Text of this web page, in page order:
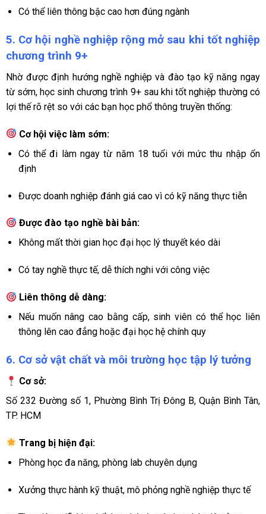
Có thể liên thông bậc cao hơn đúng ngành
5. Cơ hội nghề nghiệp rộng mở sau khi tốt nghiệp
chương trình 9+
Nhờ được định hướng nghề nghiệp và đào tạo kỹ năng ngay
từ sớm, học sinh chương trình 9+ sau khi tốt nghiệp thường có
lợi thế rõ rệt so với các bạn học phổ thông truyền thống:
Cơ hội việc làm sớm:
Có thể đi làm ngay từ năm 18 tuổi với mức thu nhập ổn
định
Được doanh nghiệp đánh giá cao vì có kỹ năng thực tiễn
Được đào tạo nghề bài bản:
Không mất thời gian học đại học lý thuyết kéo dài
Có tay nghề thực tế, dễ thích nghi với công việc
Liên thông dễ dàng:
Nếu muốn nâng cao bằng cấp, sinh viên có thể học liên
thông lên cao đẳng hoặc đại học hệ chính quy
6. Cơ sở vật chất và môi trường học tập lý tưởng
Cơ sở:
Số 232 Đường số 1, Phường Bình Trị Đông B, Quận Bình Tân,
TP. HCM
Trang bị hiện đại:
Phòng học đa năng, phòng lab chuyên dụng
Xưởng thực hành kỹ thuật, mô phỏng nghề nghiệp thực tế